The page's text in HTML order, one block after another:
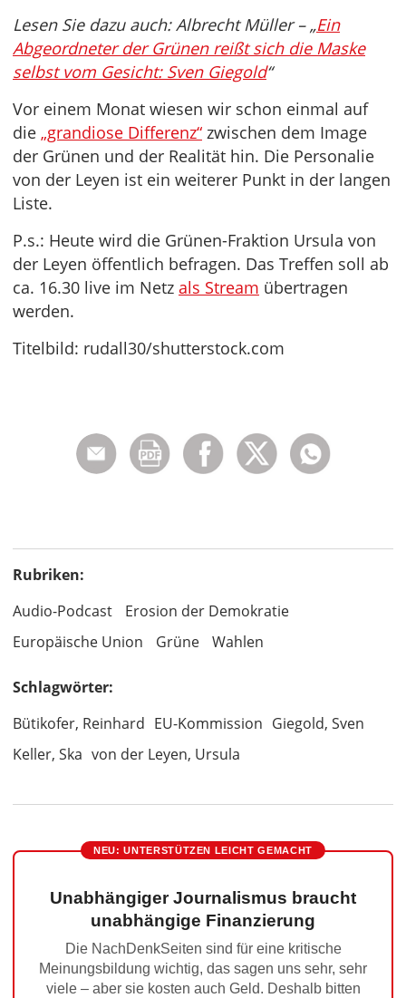
Lesen Sie dazu auch: Albrecht Müller – „Ein
Abgeordneter der Grünen reißt sich die Maske
selbst vom Gesicht: Sven Giegold“
Vor einem Monat wiesen wir schon einmal auf
die „grandiose Differenz“ zwischen dem Image
der Grünen und der Realität hin. Die Personalie
von der Leyen ist ein weiterer Punkt in der langen
Liste.
P.s.: Heute wird die Grünen-Fraktion Ursula von
der Leyen öffentlich befragen. Das Treffen soll ab
ca. 16.30 live im Netz als Stream übertragen
werden.
Titelbild: rudall30/shutterstock.com
Rubriken:
Audio-Podcast
Erosion der Demokratie
Europäische Union
Grüne Wahlen
Schlagwörter:
Bütikofer, Reinhard EU-Kommission Giegold, Sven
Keller, Ska von der Leyen, Ursula
NEU: UNTERSTÜTZEN LEICHT GEMACHT
Unabhängiger Journalismus braucht
unabhängige Finanzierung
Die NachDenkSeiten sind für eine kritische
Meinungsbildung wichtig, das sagen uns sehr, sehr
viele – aber sie kosten auch Geld. Deshalb bitten